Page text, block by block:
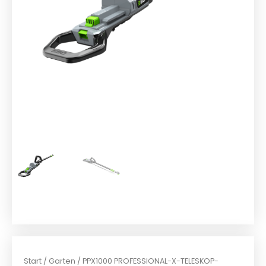
Start / Garten / PPX1000 PROFESSIONAL-X-TELESKOP-